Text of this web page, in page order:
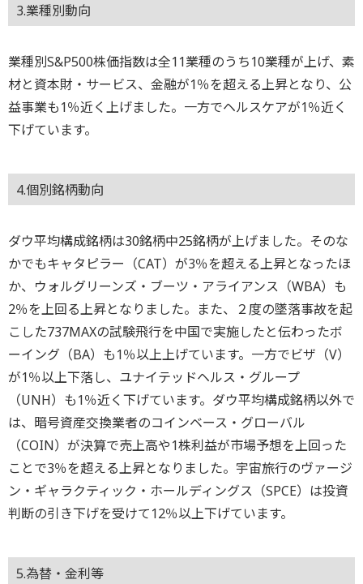
3.業種別動向
業種別S&P500株価指数は全11業種のうち10業種が上げ、素
材と資本財・サービス、金融が1％を超える上昇となり、公
益事業も1％近く上げました。一方でヘルスケアが1％近く
下げています。
4.個別銘柄動向
ダウ平均構成銘柄は30銘柄中25銘柄が上げました。そのな
かでもキャタピラー（CAT）が3％を超える上昇となったほ
か、ウォルグリーンズ・ブーツ・アライアンス（WBA）も
2％を上回る上昇となりました。また、２度の墜落事故を起
こした737MAXの試験飛行を中国で実施したと伝わったボ
ーイング（BA）も1％以上上げています。一方でビザ（V）
が1％以上下落し、ユナイテッドヘルス・グループ
（UNH）も1％近く下げています。ダウ平均構成銘柄以外で
は、暗号資産交換業者のコインベース・グローバル
（COIN）が決算で売上高や1株利益が市場予想を上回った
ことで3％を超える上昇となりました。宇宙旅行のヴァージ
ン・ギャラクティック・ホールディングス（SPCE）は投資
判断の引き下げを受けて12％以上下げています。
5.為替・金利等